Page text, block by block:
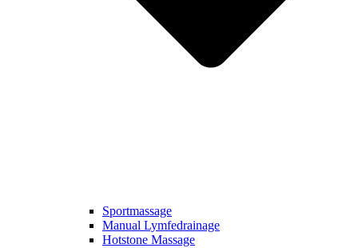
Sportmassage
Manual Lymfedrainage
Hotstone Massage